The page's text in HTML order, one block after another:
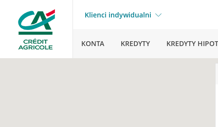
Klienci indywidualni
KONTA KREDYTY KREDYTY